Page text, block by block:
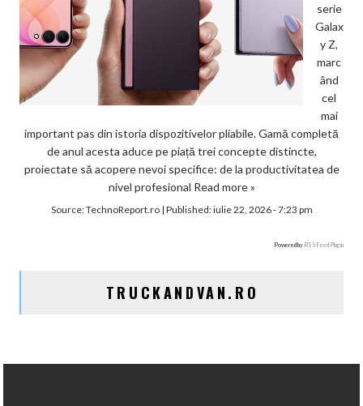
serie
Galax
y Z,
marc
ând
cel
mai
important pas din istoria dispozitivelor pliabile. Gamă completă
de anul acesta aduce pe piață trei concepte distincte,
proiectate să acopere nevoi specifice: de la productivitatea de
nivel profesional Read more »
Source:TechnoReport.ro| Published:iulie 22, 2026 - 7:23 pm
Powered by RSS Feed Plugin
TRUCKANDVAN.RO